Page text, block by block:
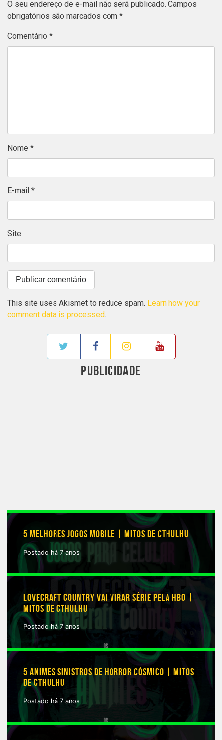
O seu endereço de e-mail não será publicado. Campos
obrigatórios são marcados com *
Comentário *
Nome *
E-mail *
Site
This site uses Akismet to reduce spam. Learn how your
comment data is processed.
PUBLICIDADE
5 MELHORES JOGOS MOBILE | MITOS DE CTHULHU
Postado há 7 anos
LOVECRAFT COUNTRY VAI VIRAR SÉRIE PELA HBO |
MITOS DE CTHULHU
Postado há 7 anos
5 ANIMES SINISTROS DE HORROR CÓSMICO | MITOS
DE CTHULHU
Postado há 7 anos